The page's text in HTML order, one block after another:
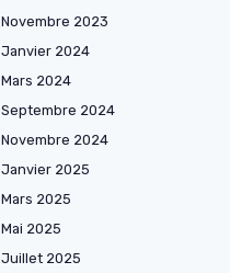
Novembre 2023
Janvier 2024
Mars 2024
Septembre 2024
Novembre 2024
Janvier 2025
Mars 2025
Mai 2025
Juillet 2025